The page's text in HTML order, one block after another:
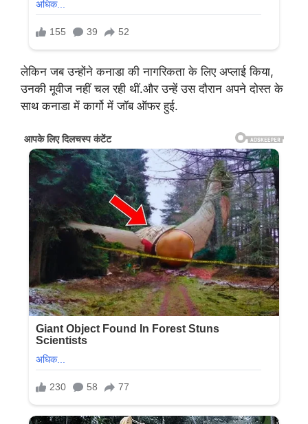
लेकिन जब उन्होंने कनाडा की नागरिकता के लिए अप्लाई किया,
उनकी मूवीज नहीं चल रही थीं.और उन्हें उस दौरान अपने दोस्त के
साथ कनाडा में कार्गो में जॉब ऑफर हुई.